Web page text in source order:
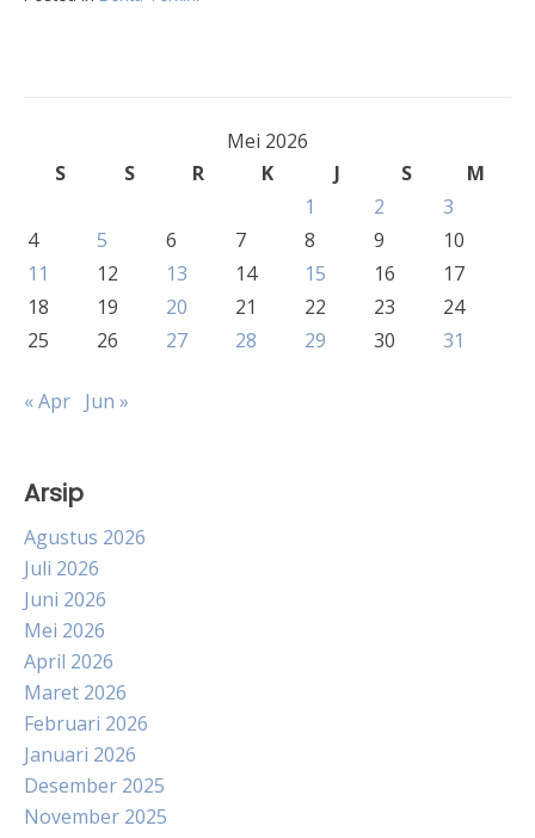
Mei 2026
S
S R K J S
M
1
2
3
4
5 6 7 8 9
10
11
12 13 14 15 16
17
18
19 20 21 22 23
24
25
26 27 28 29 30 31
« Apr Jun »
Arsip
Agustus 2026
Juli 2026
Juni 2026
Mei 2026
April 2026
Maret 2026
Februari 2026
Januari 2026
Desember 2025
November 2025